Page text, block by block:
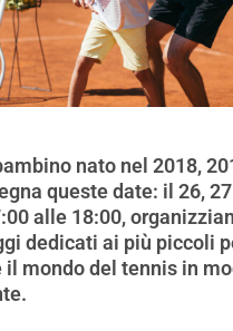
nato nel 2018,
queste date: il 26,
alle 18:00,
dedicati ai più piccoli
il mondo del tennis in